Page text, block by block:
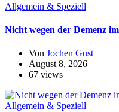
Allgemein & Speziell
Nicht wegen der Demenz
Von Jochen Gust
August 8, 2026
67 views
Allgemein & Speziell